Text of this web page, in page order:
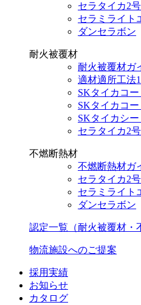
セラタイカ2
セラミライト
ダンセラボン
耐火被覆材
耐火被覆材ガ
適材適所工法
SKタイカコー
SKタイカコー
SKタイカシー
セラタイカ2
不燃断熱材
不燃断熱材ガ
セラタイカ2
セラミライト
ダンセラボン
認定一覧（耐火被覆材・
物流施設へのご提案
採用実績
お知らせ
カタログ